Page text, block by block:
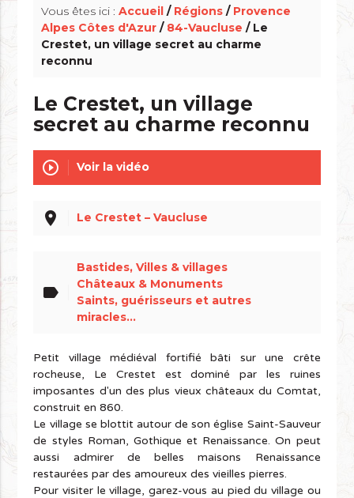
Vous êtes ici :Accueil / Régions / Provence
Alpes Côtes d'Azur / 84-Vaucluse / Le
Crestet, un village secret au charme
reconnu
Le Crestet, un village
secret au charme reconnu
play_circle_outline Voir la vidéo
place Le Crestet – Vaucluse
label
Bastides, Villes & villages
Châteaux & Monuments
Saints, guérisseurs et autres
miracles...
Petit village médiéval fortifié bâti sur une crête
rocheuse, Le Crestet est dominé par les ruines
imposantes d'un des plus vieux châteaux du Comtat,
construit en 860.
Le village se blottit autour de son église Saint-Sauveur
de styles Roman, Gothique et Renaissance. On peut
aussi admirer de belles maisons Renaissance
restaurées par des amoureux des vieilles pierres.
Pour visiter le village, garez-vous au pied du village ou